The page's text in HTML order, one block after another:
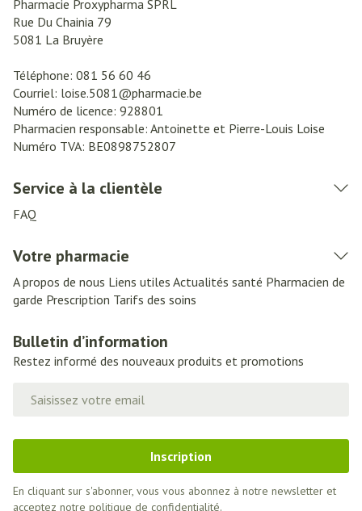
Pharmacie Proxypharma SPRL
Rue Du Chainia 79
5081 La Bruyère
Téléphone: 081 56 60 46
Courriel: loise.5081@pharmacie.be
Numéro de licence: 928801
Pharmacien responsable: Antoinette et Pierre-Louis Loise
Numéro TVA: BE0898752807
Service à la clientèle
FAQ
Votre pharmacie
A propos de nous Liens utiles Actualités santé Pharmacien de
garde Prescription Tarifs des soins
Bulletin d’information
Restez informé des nouveaux produits et promotions
Inscription
En cliquant sur s'abonner, vous vous abonnez à notre newsletter et
acceptez notre politique de confidentialité.